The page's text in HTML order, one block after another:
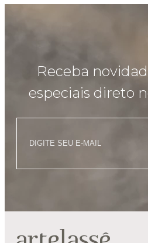
Receba
especiais direto